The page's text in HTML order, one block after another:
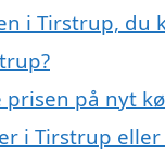
i Tirstrup, du
på nyt
i Tirstrup